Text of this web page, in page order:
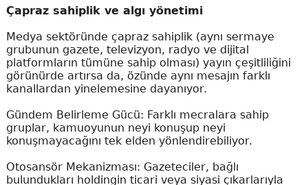
Çapraz sahiplik ve algı yönetimi
Medya sektöründe çapraz sahiplik (aynı sermaye
grubunun gazete, televizyon, radyo ve dijital
platformların tümüne sahip olması) yayın çeşitliliğini
görünürde artırsa da, özünde aynı mesajın farklı
kanallardan yinelemesine dayanıyor.
Gündem Belirleme Gücü: Farklı mecralara sahip
gruplar, kamuoyunun neyi konuşup neyi
konuşmayacağını tek elden yönlendirebiliyor.
Otosansör Mekanizması: Gazeteciler, bağlı
bulundukları holdingin ticari veya siyasi çıkarlarıyla